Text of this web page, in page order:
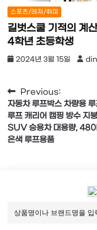
스포츠/레저/취미
길벗스쿨 기적의 계
4학년 초등학생
2024년 3월 15일
글
탐
색
Previous:
자동차 루프박스 차량용 루
루프 캐리어 캠핑 방수 지붕
SUV 승용차 대용량,
은색 루프용품